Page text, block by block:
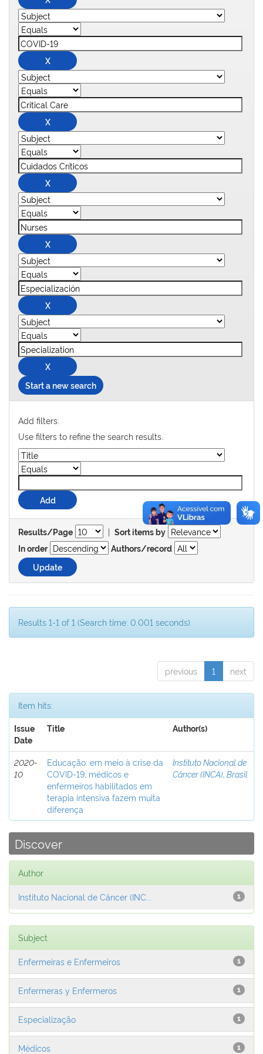
Start a new search
Add filters:
Use filters to refine the search results.
Results/Page | Sort items by
In order
Authors/record
Results 1-1 of 1 (Search time: 0.001 seconds).
previous 1 next
Item hits:
Issue
Date
Title Author(s)
2020-
10
Educação: em meio à crise da
COVID-19, médicos e
enfermeiros habilitados em
terapia intensiva fazem muita
diferença
Instituto Nacional de
Câncer (INCA), Brasil
Discover
Author
1
Instituto Nacional de Câncer (INC...
Subject
1
Enfermeiras e Enfermeiros
1
Enfermeras y Enfermeros
1
Especialização
1
Médicos